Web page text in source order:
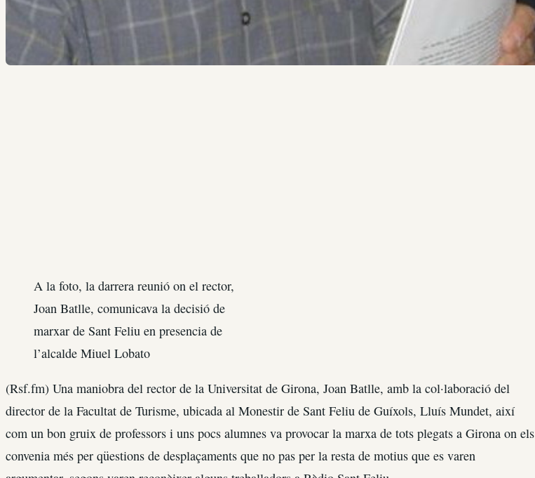
A la foto, la darrera reunió on el rector,
Joan Batlle, comunicava la decisió de
marxar de Sant Feliu en presencia de
l’alcalde Miuel Lobato
(Rsf.fm) Una maniobra del rector de la Universitat de Girona, Joan Batlle, amb la col·laboració del
director de la Facultat de Turisme, ubicada al Monestir de Sant Feliu de Guíxols, Lluís Mundet, així
com un bon gruix de professors i uns pocs alumnes va provocar la marxa de tots plegats a Girona on els
convenia més per qüestions de desplaçaments que no pas per la resta de motius que es varen